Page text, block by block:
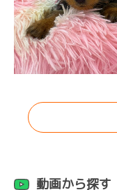
動画から探す